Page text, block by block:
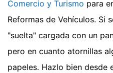
Comercio y Turismo para
Reformas de Vehículos. Si
"suelta" cargada con un
pero en cuanto atornillas
papeles. Hazlo bien desde